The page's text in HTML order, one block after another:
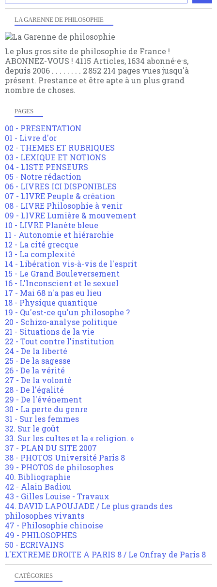
LA GARENNE DE PHILOSOPHIE
Le plus gros site de philosophie de France !
ABONNEZ-VOUS ! 4115 Articles, 1634 abonné·e·s,
depuis 2006 . . . . . . . . 2 852 214 pages vues jusqu'à
présent. Prestance et être apte à un plus grand
nombre de choses.
PAGES
00 - PRESENTATION
01 - Livre d'or
02 - THEMES ET RUBRIQUES
03 - LEXIQUE ET NOTIONS
04 - LISTE PENSEURS
05 - Notre rédaction
06 - LIVRES ICI DISPONIBLES
07 - LIVRE Peuple & création
08 - LIVRE Philosophie à venir
09 - LIVRE Lumière & mouvement
10 - LIVRE Planète bleue
11 - Autonomie et hiérarchie
12 - La cité grecque
13 - La complexité
14 - Libération vis-à-vis de l'esprit
15 - Le Grand Bouleversement
16 - L'Inconscient et le sexuel
17 - Mai 68 n'a pas eu lieu
18 - Physique quantique
19 - Qu'est-ce qu'un philosophe ?
20 - Schizo-analyse politique
21 - Situations de la vie
22 - Tout contre l'institution
24 - De la liberté
25 - De la sagesse
26 - De la vérité
27 - De la volonté
28 - De l'égalité
29 - De l'événement
30 - La perte du genre
31 - Sur les femmes
32. Sur le goût
33. Sur les cultes et la « religion. »
37 - PLAN DU SITE 2007
38 - PHOTOS Université Paris 8
39 - PHOTOS de philosophes
40. Bibliographie
42 - Alain Badiou
43 - Gilles Louise - Travaux
44. DAVID LAPOUJADE / Le plus grands des
philosophes vivants
47 - Philosophie chinoise
49 - PHILOSOPHES
50 - ECRIVAINS
L'EXTREME DROITE A PARIS 8 / Le Onfray de Paris 8
CATÉGORIES